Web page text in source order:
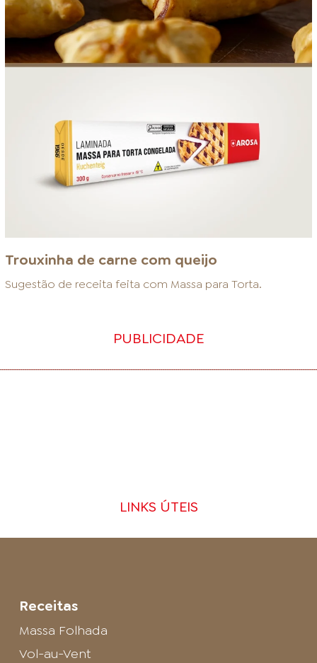
Trouxinha de carne com queijo
Sugestão de receita feita com Massa para Torta.
PUBLICIDADE
LINKS ÚTEIS
Receitas
Massa Folhada
Vol-au-Vent